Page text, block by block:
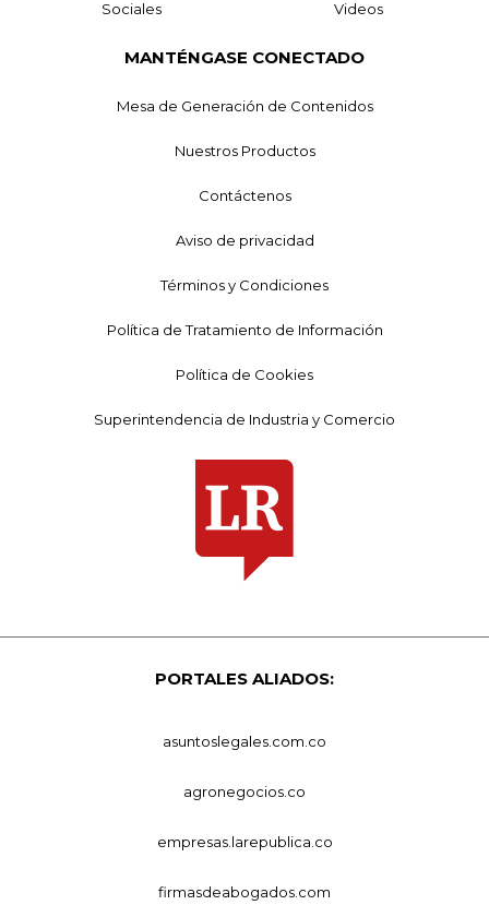
Sociales Videos
MANTÉNGASE CONECTADO
Mesa de Generación de Contenidos
Nuestros Productos
Contáctenos
Aviso de privacidad
Términos y Condiciones
Política de Tratamiento de Información
Política de Cookies
Superintendencia de Industria y Comercio
PORTALES ALIADOS:
asuntoslegales.com.co
agronegocios.co
empresas.larepublica.co
firmasdeabogados.com